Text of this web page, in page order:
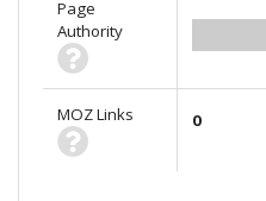
Page
Authority
MOZ Links 0